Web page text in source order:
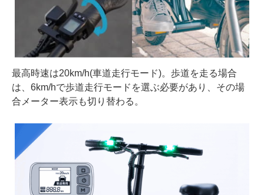
最高時速は20km/h(車道走行モード)。歩道を走る場合
は、6km/hで歩道走行モードを選ぶ必要があり、その場
合メーター表示も切り替わる。